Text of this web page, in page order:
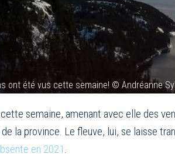
ont été vus cette semaine! © Andréanne
semaine, amenant avec elle des
la province. Le fleuve, lui, se laisse
en 2021.